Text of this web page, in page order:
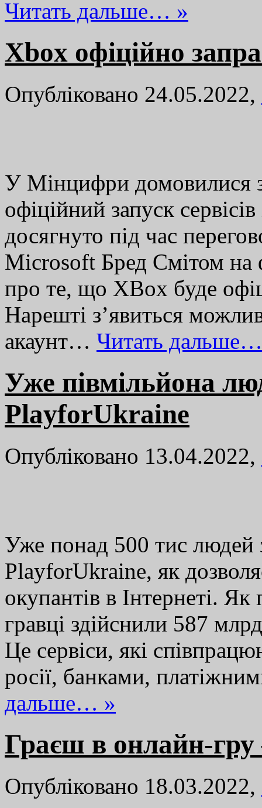
Читать дальше… »
Хbox офіційно
Опубліковано 24.05.2022,
У Мінцифри домовилися
офіційний запуск
досягнуто під час
Microsoft Бред Смітом на
про те, що ХBox буде
Нарешті з’явиться
акаунт… Читать
Уже півмільйона
PlayforUkraine
Опубліковано 13.04.2022,
Уже понад 500 тис людей
PlayforUkraine, як
окупантів в Інтернеті.
гравці здійснили 587
Це сервіси, які
росії, банками,
дальше… »
Граєш в онлайн-гру
Опубліковано 18.03.2022,